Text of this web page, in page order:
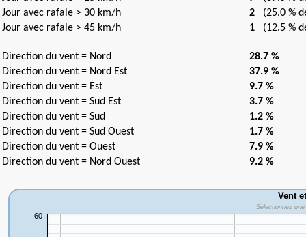
Jour avec rafale > 30 km/h
2 (25.0 %
Jour avec rafale > 45 km/h
1 (12.5 %
Direction du vent = Nord
28.7 %
Direction du vent = Nord Est
37.9 %
Direction du vent = Est
9.7 %
Direction du vent = Sud Est
3.7 %
Direction du vent = Sud
1.2 %
Direction du vent = Sud Ouest
1.7 %
Direction du vent = Ouest
7.9 %
Direction du vent = Nord Ouest
9.2 %